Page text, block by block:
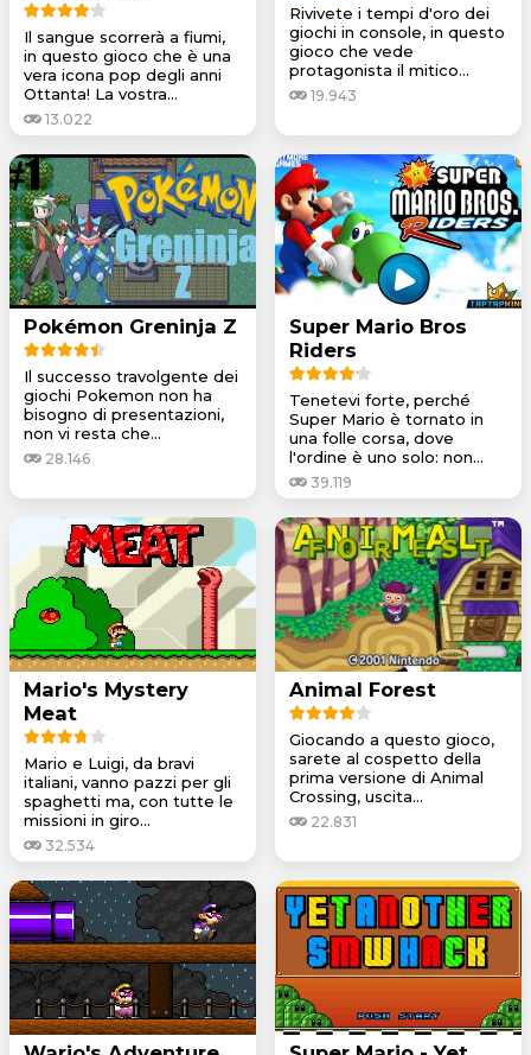
Il sangue scorrerà a fiumi,
in questo gioco che è una
vera icona pop degli anni
Ottanta! La vostra...
13.022
Rivivete i tempi d'oro dei
giochi in console, in questo
gioco che vede
protagonista il mitico...
19.943
Pokémon Greninja Z
Il successo travolgente dei
giochi Pokemon non ha
bisogno di presentazioni,
non vi resta che...
28.146
Super Mario Bros
Riders
Tenetevi forte, perché
Super Mario è tornato in
una folle corsa, dove
l'ordine è uno solo: non...
39.119
Mario's Mystery
Meat
Mario e Luigi, da bravi
italiani, vanno pazzi per gli
spaghetti ma, con tutte le
missioni in giro...
32.534
Animal Forest
Giocando a questo gioco,
sarete al cospetto della
prima versione di Animal
Crossing, uscita...
22.831